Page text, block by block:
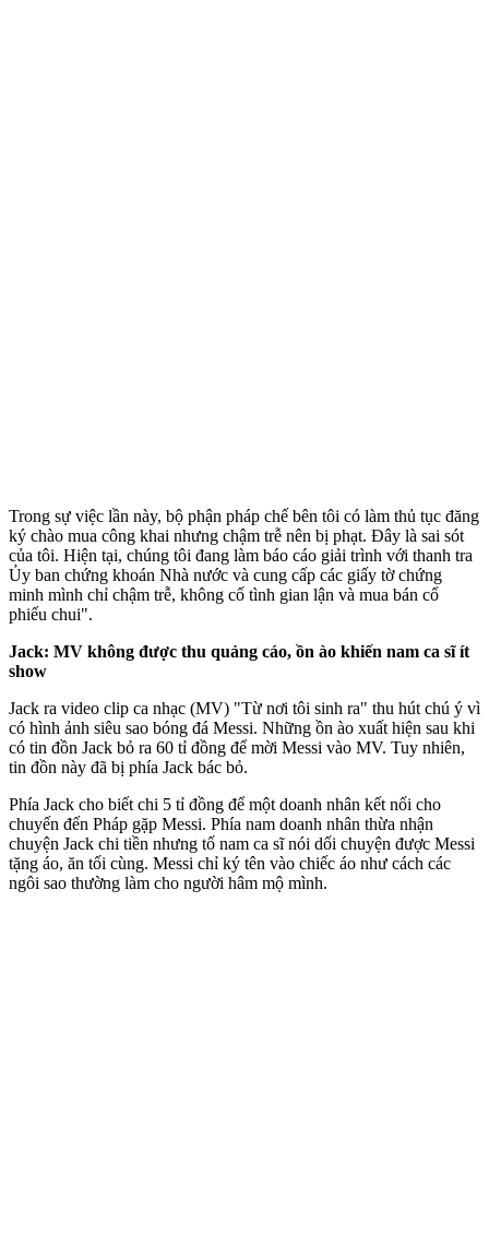
Trong sự việc lần này, bộ phận pháp chế bên tôi có làm thủ tục đăng
ký chào mua công khai nhưng chậm trễ nên bị phạt. Đây là sai sót
của tôi. Hiện tại, chúng tôi đang làm báo cáo giải trình với thanh tra
Ủy ban chứng khoán Nhà nước và cung cấp các giấy tờ chứng
minh mình chỉ chậm trễ, không cố tình gian lận và mua bán cổ
phiếu chui".
Jack: MV không được thu quảng cáo, ồn ào khiến nam ca sĩ ít
show
Jack ra video clip ca nhạc (MV) "Từ nơi tôi sinh ra" thu hút chú ý vì
có hình ảnh siêu sao bóng đá Messi. Những ồn ào xuất hiện sau khi
có tin đồn Jack bỏ ra 60 tỉ đồng để mời Messi vào MV. Tuy nhiên,
tin đồn này đã bị phía Jack bác bỏ.
Phía Jack cho biết chi 5 tỉ đồng để một doanh nhân kết nối cho
chuyến đến Pháp gặp Messi. Phía nam doanh nhân thừa nhận
chuyện Jack chi tiền nhưng tố nam ca sĩ nói dối chuyện được Messi
tặng áo, ăn tối cùng. Messi chỉ ký tên vào chiếc áo như cách các
ngôi sao thường làm cho người hâm mộ mình.